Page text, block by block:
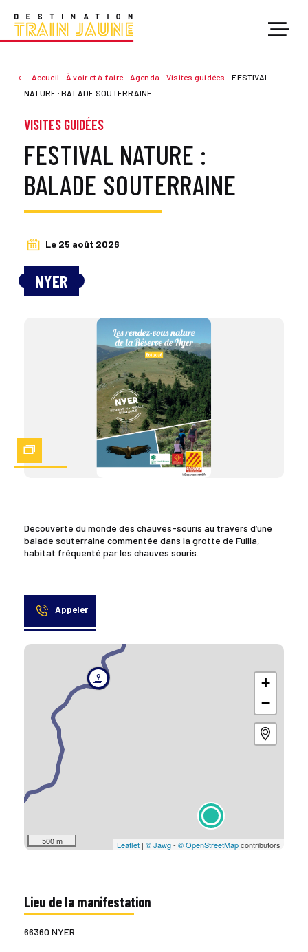
Accueil - À voir et à faire- Agenda - Visites guidées -FESTIVAL
NATURE : BALADE SOUTERRAINE
VISITES GUIDÉES
FESTIVAL NATURE :
BALADE SOUTERRAINE
Le 25 août 2026
NYER
Zoom
Découverte du monde des chauves-souris au travers d’une
balade souterraine commentée dans la grotte de Fuilla,
habitat fréquenté par les chauves souris.
Appeler
+
−
500 m Leaflet | © Jawg- © OpenStreetMapcontributors
Lieu de la manifestation
66360 NYER